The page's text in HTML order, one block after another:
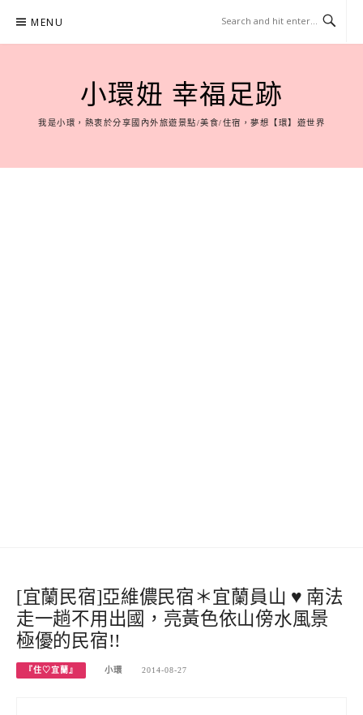
content
MENU
小環妞 幸福足跡
我是小環，熱衷於分享國內外旅遊景點/美食/住宿，夢想【環】遊世界
[宜蘭民宿]亞維儂民宿＊宜蘭員山 ♥ 南法
走一趟不用出國，亮黃色依山傍水風景
極優的民宿!!
『住♡宜蘭』 小環 2014-08-27